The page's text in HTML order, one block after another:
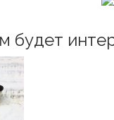
будет